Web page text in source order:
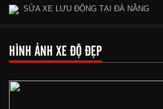
SỬA XE LƯU ĐỘNG TẠI ĐÀ NẴNG
HÌNH ẢNH XE ĐỘ ĐẸP